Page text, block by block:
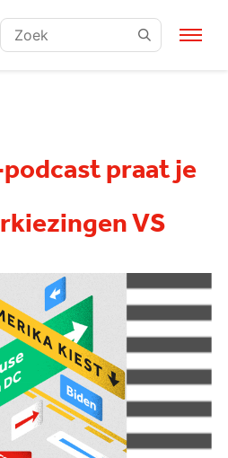
Zoeken:
praat je
VS